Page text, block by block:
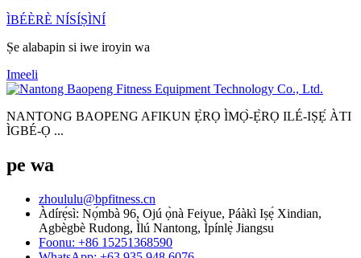
ÌBÉÈRÈ NÍSÍṢÌNÍ
Ṣe alabapin si iwe iroyin wa
Imeeli
NANTONG BAOPENG AFIKUN Ẹ̀RỌ ÌMỌ̀-Ẹ̀RỌ ILÉ-IṢẸ́ ÀTI
ÌGBÉ-Ọ ...
pe wa
zhoululu@bpfitness.cn
Àdírẹ́sì: Nọ́mbà 96, Ojú ọ̀nà Feiyue, Páàkì Iṣẹ́ Xindian,
Agbègbè Rudong, Ìlú Nantong, Ìpínlẹ̀ Jiangsu
Foonu: +86 15251368590